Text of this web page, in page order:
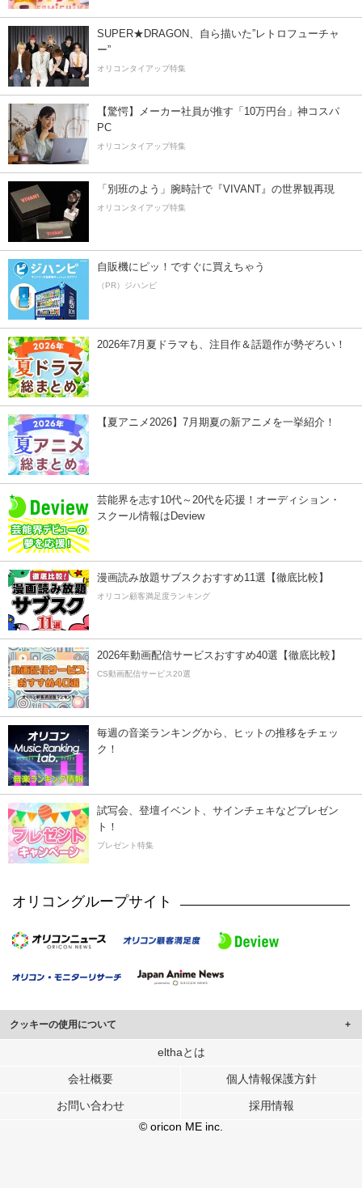
SUPER★DRAGON、自ら描いた”レトロフューチャ
ー”
オリコンタイアップ特集
【驚愕】メーカー社員が推す「10万円台」神コスパ
PC
オリコンタイアップ特集
「別班のよう」腕時計で『VIVANT』の世界観再現
オリコンタイアップ特集
自販機にピッ！ですぐに買えちゃう
（PR）ジハンピ
2026年7月夏ドラマも、注目作＆話題作が勢ぞろい！
【夏アニメ2026】7月期夏の新アニメを一挙紹介！
芸能界を志す10代～20代を応援！オーディション・
スクール情報はDeview
漫画読み放題サブスクおすすめ11選【徹底比較】
オリコン顧客満足度ランキング
2026年動画配信サービスおすすめ40選【徹底比較】
CS動画配信サービス20選
毎週の音楽ランキングから、ヒットの推移をチェッ
ク！
試写会、登壇イベント、サインチェキなどプレゼン
ト！
プレゼント特集
オリコングループサイト
クッキーの使用について
このサイトでは Cookie を使用して、ユーザーに合わせたコンテンツや広告の
行っています。
メディアや広告配信、データ解析の各パートナーに提供しています。
各パートナーは、この情報とユーザーが各パートナーに提供した他の情報や、
ユーザーが各パートナーのサービスを使用したときに収集した他の情報を組み
elthaとは
会社概要 個人情報保護方針
お問い合わせ
採用情報
© oricon ME inc.